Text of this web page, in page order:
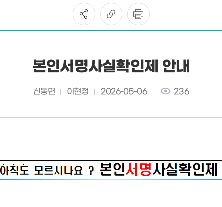
본인서명사실확인제 안내
신동면 이현정 2026-05-06 236